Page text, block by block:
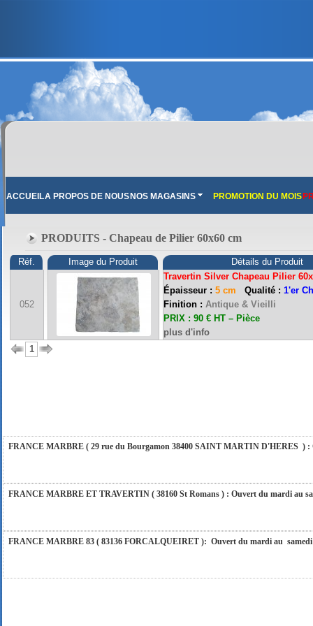
ACCUEILA PROPOS DE NOUS NOS MAGASINS PROMOTION DU MOIS
PRODUITS - Chapeau de Pilier 60x60 cm
Réf. Image du Produit Détails du Produit
052
Travertin Silver Chapeau Pilier
Épaisseur : 5 cm Qualité : 1'er
Finition : Antique & Vieilli
PRIX : 90 € HT – Pièce
plus d'info
1
FRANCE MARBRE 13 ( 13680 LANCON PROVENCE ): Ouvert du mardi au
FRANCE MARBRE 84 ( 84600 VALREAS ): Ouvert du mardi au samedi inclus de
FRANCE MARBRE ( 29 rue du Bourgamon 38400 SAINT MARTIN D'HERES ) :
FRANCE MARBRE ET TRAVERTIN ( 38160 St Romans ) : Ouvert du mardi au
FRANCE MARBRE 83 ( 83136 FORCALQUEIRET ): Ouvert du mardi au samedi